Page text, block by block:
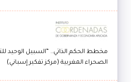
مخطط الحكم الذاتي.. “السبيل الوحيد
الصحراء المغربية (مركز تفكير إسباني)